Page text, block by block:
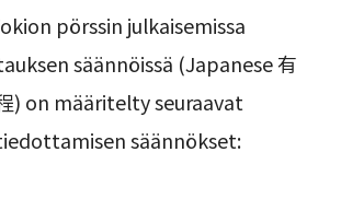
pörssin julkaisemissa
säännöissä (Japanese 有
) on määritelty seuraavat
säännökset: